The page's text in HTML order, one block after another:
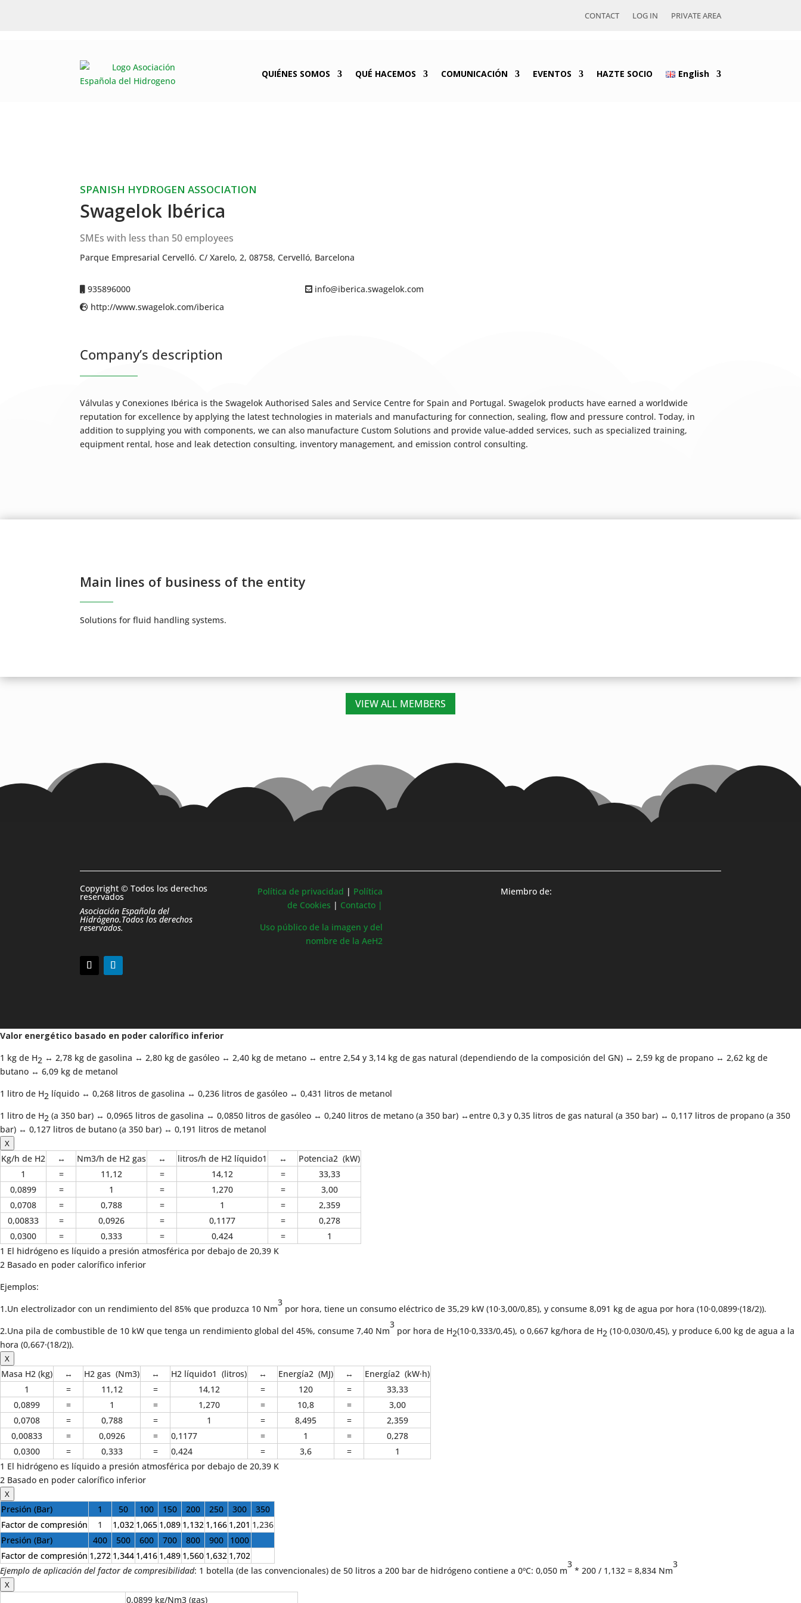
CONTACT LOG IN PRIVATE AREA
QUIÉNES SOMOS QUÉ HACEMOS COMUNICACIÓN EVENTOS HAZTE SOCIO English
SPANISH HYDROGEN ASSOCIATION
Swagelok Ibérica
SMEs with less than 50 employees
Parque Empresarial Cervelló. C/ Xarelo, 2, 08758, Cervelló, Barcelona
935896000
http://www.swagelok.com/iberica
info@iberica.swagelok.com
Company’s description
Válvulas y Conexiones Ibérica is the Swagelok Authorised Sales and Service Centre for Spain and Portugal. Swagelok products have earned a worldwide
reputation for excellence by applying the latest technologies in materials and manufacturing for connection, sealing, flow and pressure control. Today, in
addition to supplying you with components, we can also manufacture Custom Solutions and provide value-added services, such as specialized training,
equipment rental, hose and leak detection consulting, inventory management, and emission control consulting.
Main lines of business of the entity
Solutions for fluid handling systems.
VIEW ALL MEMBERS
Copyright © Todos los derechos
reservados
Asociación Española del
Hidrógeno.Todos los derechos
reservados.
Política de privacidad | Política
de Cookies | Contacto |
Uso público de la imagen y del
nombre de la AeH2
Miembro de:
Valor energético basado en poder calorífico inferior
1 kg de H2 ↔ 2,78 kg de gasolina ↔ 2,80 kg de gasóleo ↔ 2,40 kg de metano ↔ entre 2,54 y 3,14 kg de gas natural (dependiendo de la composición del GN) ↔ 2,59 kg de propano ↔ 2,62 kg de
butano ↔ 6,09 kg de metanol
1 litro de H2 líquido ↔ 0,268 litros de gasolina ↔ 0,236 litros de gasóleo ↔ 0,431 litros de metanol
1 litro de H2 (a 350 bar) ↔ 0,0965 litros de gasolina ↔ 0,0850 litros de gasóleo ↔ 0,240 litros de metano (a 350 bar) ↔entre 0,3 y 0,35 litros de gas natural (a 350 bar) ↔ 0,117 litros de propano (a 350
bar) ↔ 0,127 litros de butano (a 350 bar) ↔ 0,191 litros de metanol
X
Kg/h de H2 ↔ Nm3/h de H2 gas ↔ litros/h de H2 líquido1 ↔
Potencia2 (kW)
1
= 11,12 = 14,12 =
33,33
0,0899
= 1 = 1,270 =
3,00
0,0708
= 0,788 = 1 =
2,359
0,00833
= 0,0926 = 0,1177 =
0,278
0,0300
= 0,333 = 0,424 =
1
1 El hidrógeno es líquido a presión atmosférica por debajo de 20,39 K
2 Basado en poder calorífico inferior
Ejemplos:
1.Un electrolizador con un rendimiento del 85% que produzca 10 Nm
3
por hora, tiene un consumo eléctrico de 35,29 kW (10·3,00/0,85), y consume 8,091 kg de agua por hora (10·0,0899·(18/2)).
2.Una pila de combustible de 10 kW que tenga un rendimiento global del 45%, consume 7,40 Nm
3
por hora de H2(10·0,333/0,45), o 0,667 kg/hora de H2 (10·0,030/0,45), y produce 6,00 kg de agua a la
hora (0,667·(18/2)).
X
Masa H2 (kg) ↔ H2 gas (Nm3) ↔ H2 líquido1 (litros) ↔ Energía2 (MJ) ↔
Energía2 (kW·h)
1
= 11,12 = 14,12 = 120 =
33,33
0,0899
= 1 = 1,270 = 10,8 =
3,00
0,0708
= 0,788 = 1 = 8,495 =
2,359
0,00833
= 0,0926 = 0,1177 = 1 =
0,278
0,0300
= 0,333 = 0,424 = 3,6 =
1
1 El hidrógeno es líquido a presión atmosférica por debajo de 20,39 K
2 Basado en poder calorífico inferior
X
Presión (Bar) 1 50 100 150 200 250 300
350
Factor de compresión
1 1,032 1,065 1,089 1,132 1,166 1,201 1,236
Presión (Bar)
400 500 600 700 800 900
1000
Factor de compresión 1,272 1,344 1,416 1,489 1,560 1,632 1,702
Ejemplo de aplicación del factor de compresibilidad: 1 botella (de las convencionales) de 50 litros a 200 bar de hidrógeno contiene a 0ºC: 0,050 m
3
* 200 / 1,132 = 8,834 Nm
3
X
0,0899 kg/Nm3 (gas)